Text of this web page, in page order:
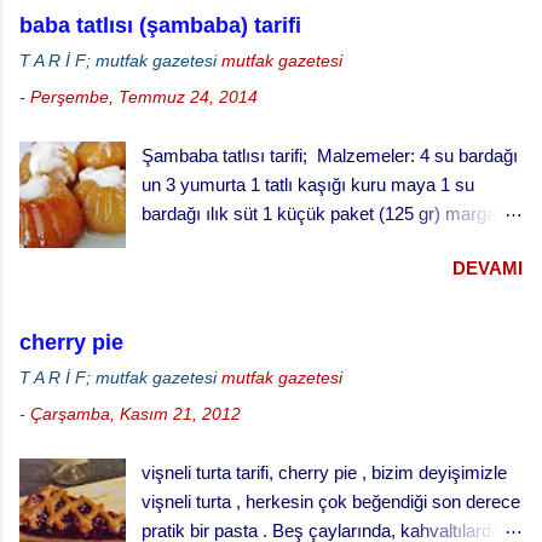
kurabiyesi badambura yapılışı ·
Fırınınızı 170 derecede ısıtınız. · ...
ıspanakları çiğ olarak kullandık. Bu kekin daha
iyi pişmesi için derin kek kalıbında değil, sığ
kenarlı tepside pişirmeyi öneriyoruz.
baba tatlısı (şambaba) tarifi
T A R İ F; mutfak gazetesi mutfak gazetesi
- Perşembe, Temmuz 24, 2014
Şambaba tatlısı tarifi; Malzemeler: 4 su bardağı
un 3 yumurta 1 tatlı kaşığı kuru maya 1 su
bardağı ılık süt 1 küçük paket (125 gr) margarin
fiske tuz şurup için: 3 su bardağı su 3 su
ılık sütle kabartılmış mayayı, yumuşamış yağı,
yumurtaları şeker ve tuzu ilave ederek
bir yerde iki misli kabarana kadar bekletiniz. ·
Küçük tart kalıplarını yağlayınız ve
hamuru kalıpların yarısını geçmeyecek şekilde
DEVAMI
cherry pie
T A R İ F; mutfak gazetesi mutfak gazetesi
- Çarşamba, Kasım 21, 2012
vişneli turta tarifi, cherry pie , bizim deyişimizle
vişneli turta , herkesin çok beğendiği son derece
pratik bir pasta . Beş çaylarında, kahvaltılarda